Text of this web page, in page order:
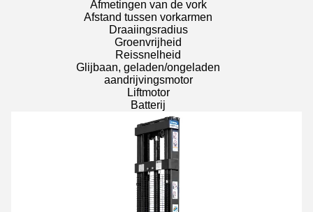
Afmetingen van de vork
Afstand tussen vorkarmen
Draaiingsradius
Groenvrijheid
Reissnelheid
Glijbaan, geladen/ongeladen
aandrijvingsmotor
Liftmotor
Batterij